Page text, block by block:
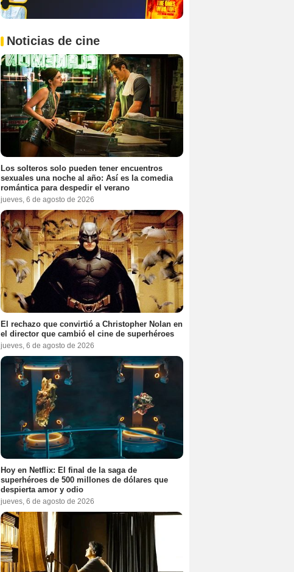
Noticias de cine
Los solteros solo pueden tener encuentros
sexuales una noche al año: Así es la comedia
romántica para despedir el verano
jueves, 6 de agosto de 2026
El rechazo que convirtió a Christopher Nolan en
el director que cambió el cine de superhéroes
jueves, 6 de agosto de 2026
Hoy en Netflix: El final de la saga de
superhéroes de 500 millones de dólares que
despierta amor y odio
jueves, 6 de agosto de 2026